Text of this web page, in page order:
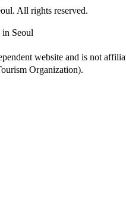
All rights reserved.
Seoul
website and is not
Organization).